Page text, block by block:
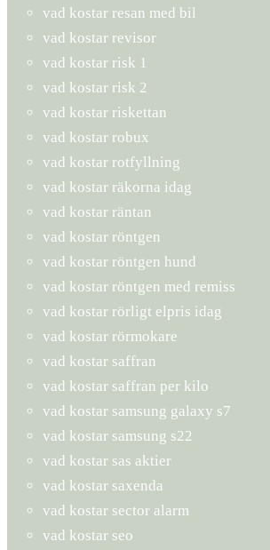
vad kostar resan med bil
vad kostar revisor
vad kostar risk 1
vad kostar risk 2
vad kostar riskettan
vad kostar robux
vad kostar rotfyllning
vad kostar räkorna idag
vad kostar räntan
vad kostar röntgen
vad kostar röntgen hund
vad kostar röntgen med remiss
vad kostar rörligt elpris idag
vad kostar rörmokare
vad kostar saffran
vad kostar saffran per kilo
vad kostar samsung galaxy s7
vad kostar samsung s22
vad kostar sas aktier
vad kostar saxenda
vad kostar sector alarm
vad kostar seo